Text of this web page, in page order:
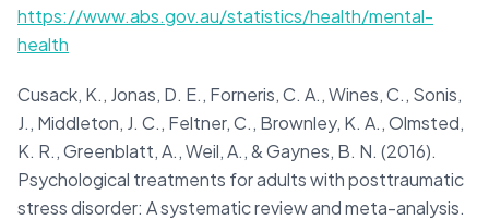
https://www.abs.gov.au/statistics/health/mental-
health
Cusack, K., Jonas, D. E., Forneris, C. A., Wines, C., Sonis,
J., Middleton, J. C., Feltner, C., Brownley, K. A., Olmsted,
K. R., Greenblatt, A., Weil, A., & Gaynes, B. N. (2016).
Psychological treatments for adults with posttraumatic
stress disorder: A systematic review and meta-analysis.